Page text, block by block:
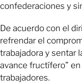
confederaciones y
De acuerdo con el
refrendar el
trabajadora y sentar
avance fructífero”
trabajadores.